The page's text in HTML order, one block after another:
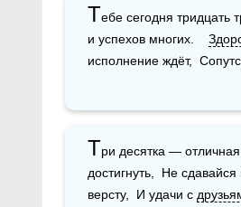
Тебе сегодня тридцать
и успехов многих.
исполнение ждёт,
Три десятка —
достигнуть,  Не
версту,  И удачи с